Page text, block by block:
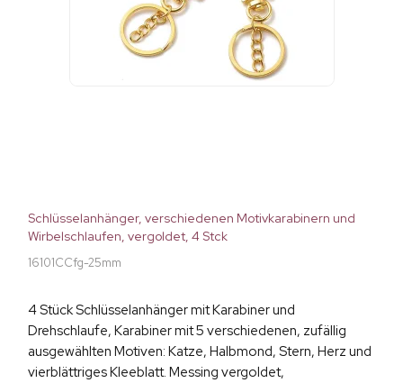
Schlüsselanhänger, verschiedenen Motivkarabinern und
Wirbelschlaufen, vergoldet, 4 Stck
16101CCfg-25mm
4 Stück Schlüsselanhänger mit Karabiner und
Drehschlaufe, Karabiner mit 5 verschiedenen, zufällig
ausgewählten Motiven: Katze, Halbmond, Stern, Herz und
vierblättriges Kleeblatt. Messing vergoldet,